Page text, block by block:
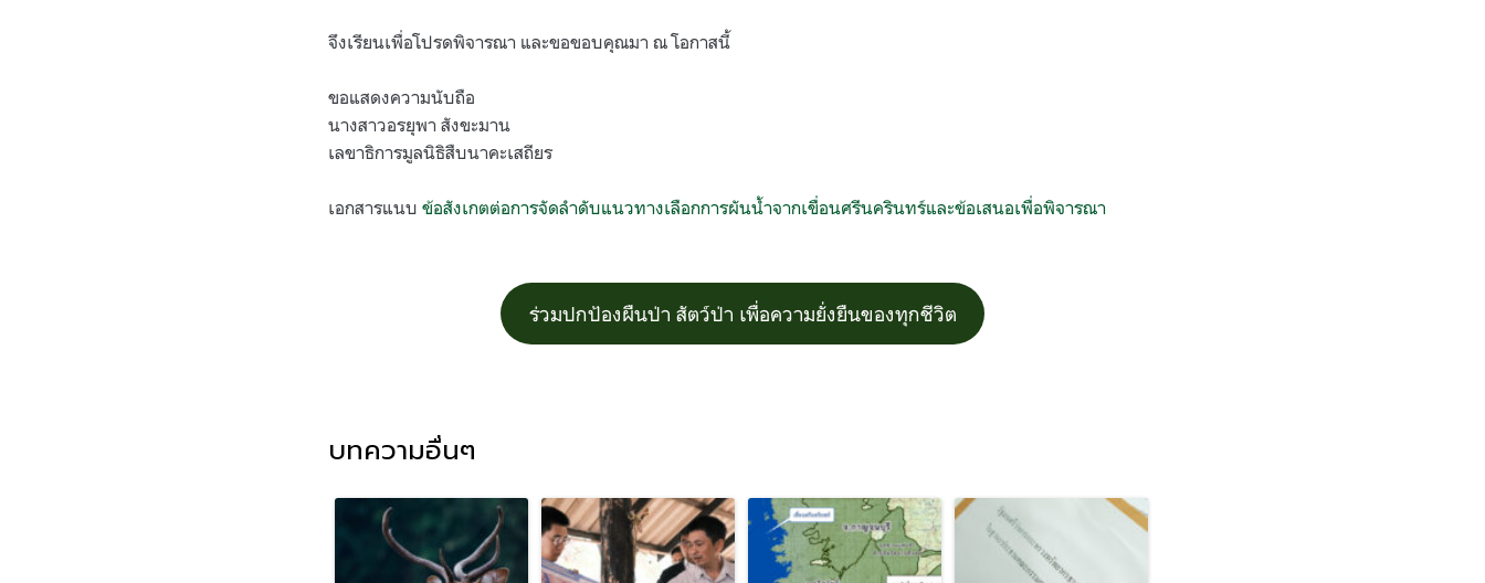
จึงเรียนเพื่อโปรดพิจารณา และขอขอบคุณมา ณ โอกาสนี้
ขอแสดงความนับถือ
นางสาวอรยุพา สังขะมาน
เลขาธิการมูลนิธิสืบนาคะเสถียร
เอกสารแนบ ข้อสังเกตต่อการจัดลำดับแนวทางเลือกการผันน้ำจากเขื่อนศรีนครินทร์และข้อเสนอเพื่อพิจารณา
ร่วมปกป้องผืนป่า สัตว์ป่า เพื่อความยั่งยืนของทุกชีวิต
บทความอื่นๆ